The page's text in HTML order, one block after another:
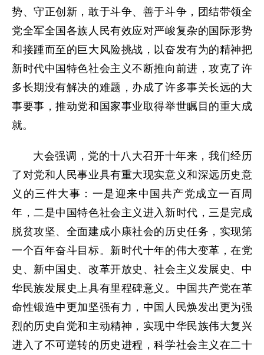
势、守正创新，敢于斗争、善于斗争，团结带领全
党全军全国各族人民有效应对严峻复杂的国际形势
和接踵而至的巨大风险挑战，以奋发有为的精神把
新时代中国特色社会主义不断推向前进，攻克了许
多长期没有解决的难题，办成了许多事关长远的大
事要事，推动党和国家事业取得举世瞩目的重大成
就。
大会强调，党的十八大召开十年来，我们经历
了对党和人民事业具有重大现实意义和深远历史意
义的三件大事：一是迎来中国共产党成立一百周
年，二是中国特色社会主义进入新时代，三是完成
脱贫攻坚、全面建成小康社会的历史任务，实现第
一个百年奋斗目标。新时代十年的伟大变革，在党
史、新中国史、改革开放史、社会主义发展史、中
华民族发展史上具有里程碑意义。中国共产党在革
命性锻造中更加坚强有力，中国人民焕发出更为强
烈的历史自觉和主动精神，实现中华民族伟大复兴
进入了不可逆转的历史进程，科学社会主义在二十